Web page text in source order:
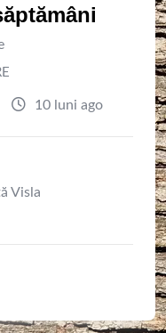
10 luni ago
Visla